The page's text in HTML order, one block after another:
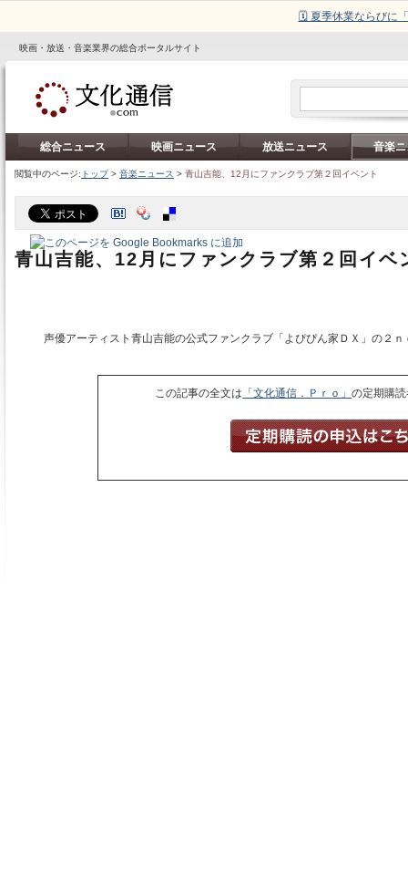
🗓️ 夏季休業ならびに
映画・放送・音楽業界の総合ポータルサイト
総合ニュース 映画ニュース 放送ニュース 音楽
閲覧中のページ: トップ> 音楽ニュース > 青山吉能、12月にファンクラブ第２回イベント
青山吉能、12月にファンクラブ第２回イベ
声優アーティスト青山吉能の公式ファンクラブ「よぴぴん家ＤＸ」の
この記事の全文は 「文化通信．Ｐｒｏ」の定期購